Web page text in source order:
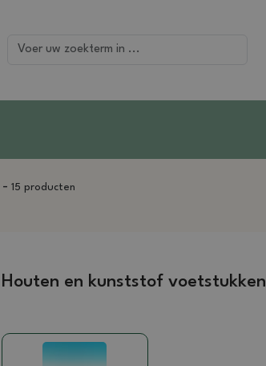
- 15 producten
Houten en kunststof voetstukken